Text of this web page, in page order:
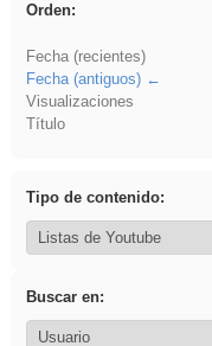
Orden:
Fecha (recientes)
Fecha (antiguos)
Visualizaciones
Título
Tipo de contenido:
Buscar en: